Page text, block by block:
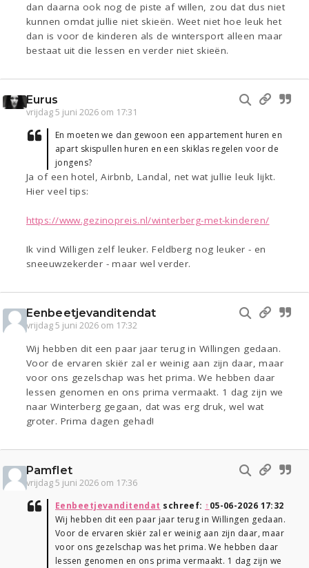
dan daarna ook nog de piste af willen, zou dat dus niet
kunnen omdat jullie niet skieën. Weet niet hoe leuk het
dan is voor de kinderen als de wintersport alleen maar
bestaat uit die lessen en verder niet skieën.
Eurus
vrijdag 5 juni 2026 om 17:31
En moeten we dan gewoon een appartement huren en
apart skispullen huren en een skiklas regelen voor de
jongens?
Ja of een hotel, Airbnb, Landal, net wat jullie leuk lijkt.
Hier veel tips:
https://www.gezinopreis.nl/winterberg-met-kinderen/
Ik vind Willigen zelf leuker. Feldberg nog leuker - en
sneeuwzekerder - maar wel verder.
Eenbeetjevanditendat
vrijdag 5 juni 2026 om 17:32
Wij hebben dit een paar jaar terug in Willingen gedaan.
Voor de ervaren skiër zal er weinig aan zijn daar, maar
voor ons gezelschap was het prima. We hebben daar
lessen genomen en ons prima vermaakt. 1 dag zijn we
naar Winterberg gegaan, dat was erg druk, wel wat
groter. Prima dagen gehad!
Pamflet
vrijdag 5 juni 2026 om 17:36
Eenbeetjevanditendat schreef: ↑05-06-2026 17:32
Wij hebben dit een paar jaar terug in Willingen gedaan.
Voor de ervaren skiër zal er weinig aan zijn daar, maar
voor ons gezelschap was het prima. We hebben daar
lessen genomen en ons prima vermaakt. 1 dag zijn we